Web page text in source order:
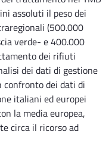
assoluti il peso dei
(500.000
verde- e 400.000
dei rifiuti
dei dati di gestione
dei dati di
italiani ed europei
la media europea,
circa il ricorso ad